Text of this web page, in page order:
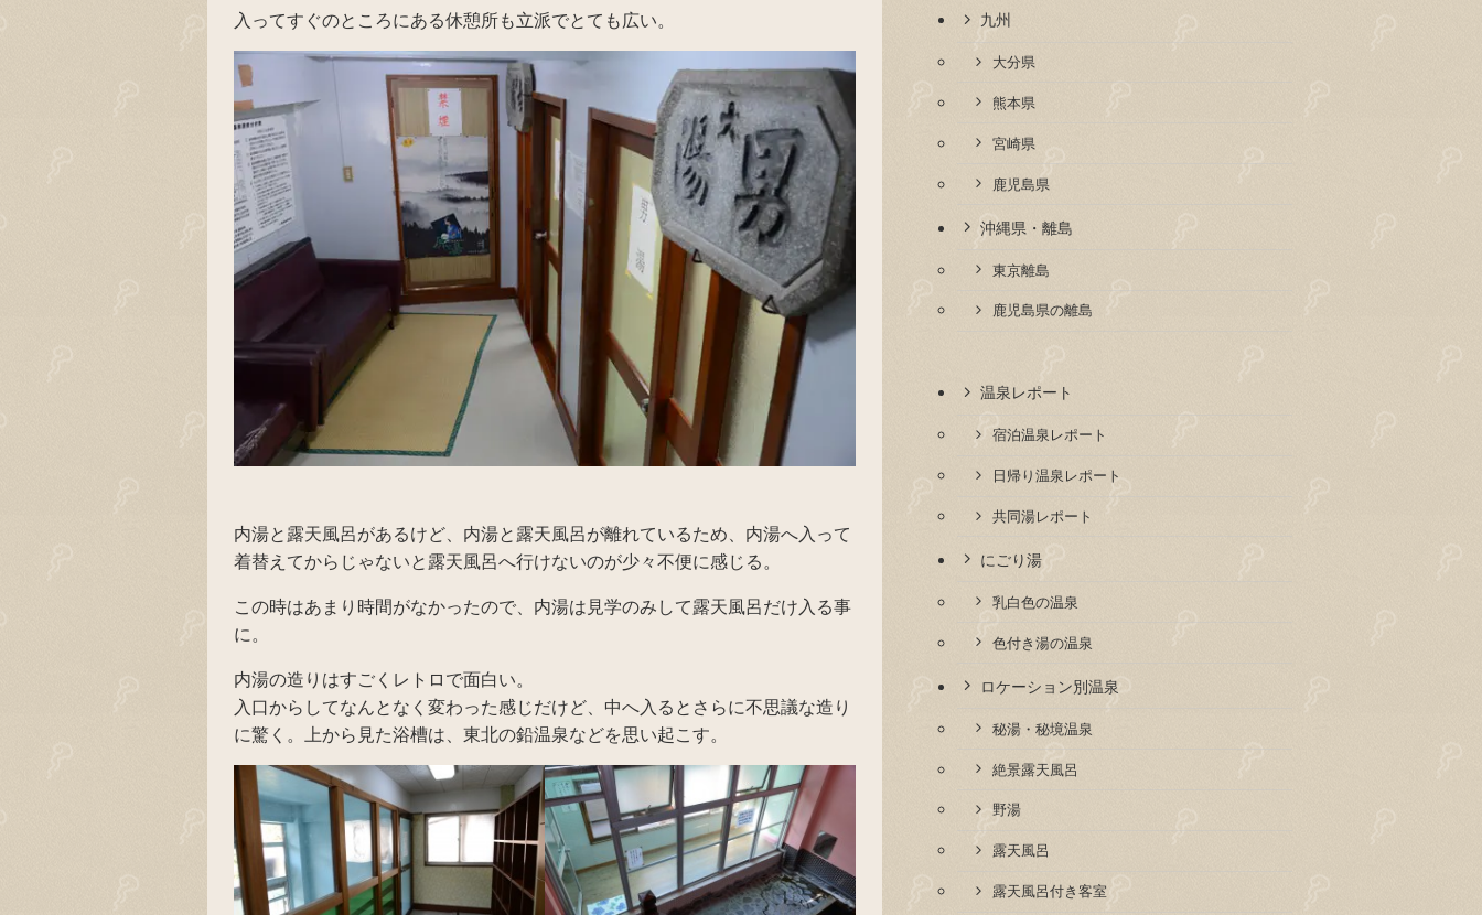
入ってすぐのところにある休憩所も立派でとても広い。
内湯と露天風呂があるけど、内湯と露天風呂が離れているため、内湯へ入って
着替えてからじゃないと露天風呂へ行けないのが少々不便に感じる。
この時はあまり時間がなかったので、内湯は見学のみして露天風呂だけ入る事
に。
内湯の造りはすごくレトロで面白い。
入口からしてなんとなく変わった感じだけど、中へ入るとさらに不思議な造り
に驚く。上から見た浴槽は、東北の鉛温泉などを思い起こす。
九州
大分県
熊本県
宮崎県
鹿児島県
沖縄県・離島
東京離島
鹿児島県の離島
温泉レポート
宿泊温泉レポート
日帰り温泉レポート
共同湯レポート
にごり湯
乳白色の温泉
色付き湯の温泉
ロケーション別温泉
秘湯・秘境温泉
絶景露天風呂
野湯
露天風呂
露天風呂付き客室